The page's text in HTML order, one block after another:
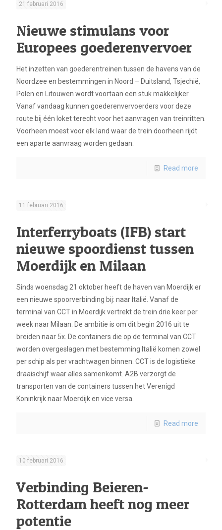
21 februari 2016
Nieuwe stimulans voor
Europees goederenvervoer
Het inzetten van goederentreinen tussen de havens van de
Noordzee en bestemmingen in Noord – Duitsland, Tsjechië,
Polen en Litouwen wordt voortaan een stuk makkelijker.
Vanaf vandaag kunnen goederenvervoerders voor deze
route bij één loket terecht voor het aanvragen van treinritten.
Voorheen moest voor elk land waar de trein doorheen rijdt
een aparte aanvraag worden gedaan.
Read more
11 februari 2016
Interferryboats (IFB) start
nieuwe spoordienst tussen
Moerdijk en Milaan
Sinds woensdag 21 oktober heeft de haven van Moerdijk er
een nieuwe spoorverbinding bij: naar Italië. Vanaf de
terminal van CCT in Moerdijk vertrekt de trein drie keer per
week naar Milaan. De ambitie is om dit begin 2016 uit te
breiden naar 5x. De containers die op de terminal van CCT
worden overgeslagen met bestemming Italië komen zowel
per schip als per vrachtwagen binnen. CCT is de logistieke
draaischijf waar alles samenkomt. A2B verzorgt de
transporten van de containers tussen het Verenigd
Koninkrijk naar Moerdijk en vice versa.
Read more
10 februari 2016
Verbinding Beieren-
Rotterdam heeft nog meer
potentie